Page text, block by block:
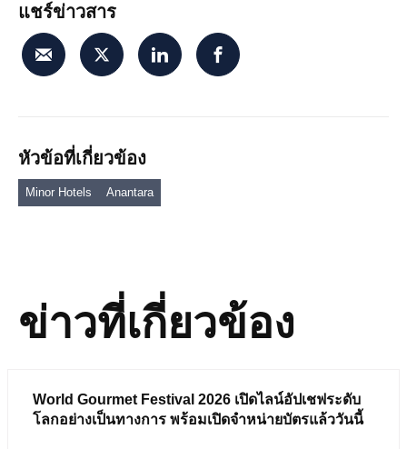
แชร์ข่าวสาร
หัวข้อที่เกี่ยวข้อง
Minor Hotels Anantara
ข่าวที่เกี่ยวข้อง
World Gourmet Festival 2026 เปิดไลน์อัปเชฟระดับ
โลกอย่างเป็นทางการ พร้อมเปิดจำหน่ายบัตรแล้ววันนี้